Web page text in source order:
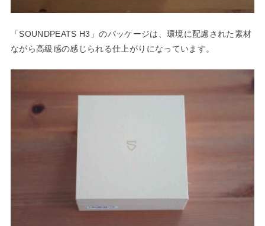
「SOUNDPEATS H3」のパッケージは、環境に配慮された素材
ながら高級感の感じられる仕上がりになっています。